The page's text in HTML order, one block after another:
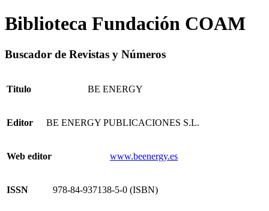
Biblioteca Fundación COAM
Buscador de Revistas y Números
Titulo BE ENERGY
Editor BE ENERGY PUBLICACIONES S.L.
Web editor www.beenergy.es
ISSN 978-84-937138-5-0 (ISBN)